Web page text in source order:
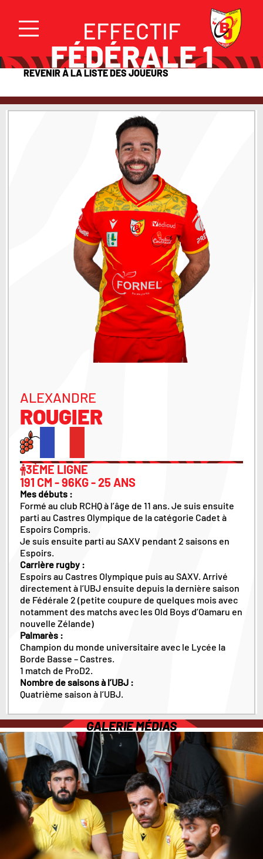
EFFECTIF
FÉDÉRALE 1
REVENIR À LA LISTE DES JOUEURS
ALEXANDRE
ROUGIER
3ÈME LIGNE
191 CM - 96KG - 25 ANS
Mes débuts :
Formé au club RCHQ à l’âge de 11 ans. Je suis ensuite
parti au Castres Olympique de la catégorie Cadet à
Espoirs Compris.
Je suis ensuite parti au SAXV pendant 2 saisons en
Espoirs.
Carrière rugby :
Espoirs au Castres Olympique puis au SAXV. Arrivé
directement à l’UBJ ensuite depuis la dernière saison
de Fédérale 2 (petite coupure de quelques mois avec
notamment des matchs avec les Old Boys d’Oamaru en
nouvelle Zélande)
Palmarès :
Champion du monde universitaire avec le Lycée la
Borde Basse – Castres.
1 match de ProD2.
Nombre de saisons à l’UBJ :
Quatrième saison à l’UBJ.
GALERIE MÉDIAS